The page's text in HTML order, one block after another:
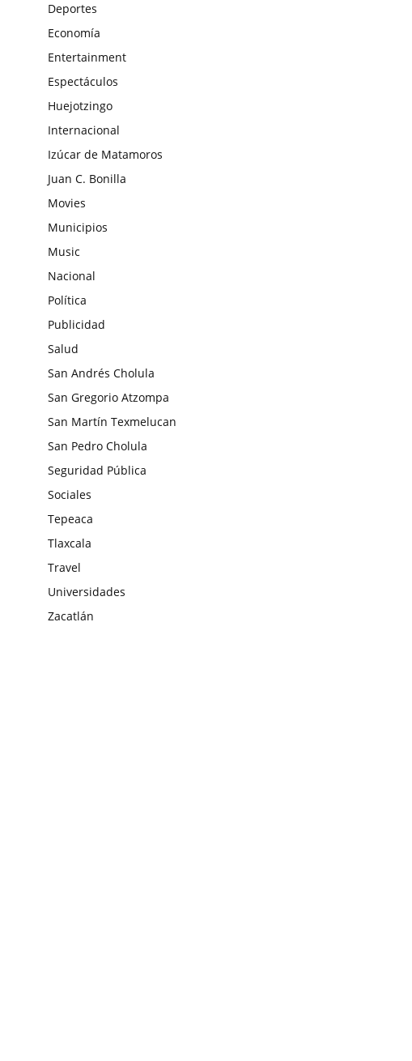
Deportes
Economía
Entertainment
Espectáculos
Huejotzingo
Internacional
Izúcar de Matamoros
Juan C. Bonilla
Movies
Municipios
Music
Nacional
Política
Publicidad
Salud
San Andrés Cholula
San Gregorio Atzompa
San Martín Texmelucan
San Pedro Cholula
Seguridad Pública
Sociales
Tepeaca
Tlaxcala
Travel
Universidades
Zacatlán